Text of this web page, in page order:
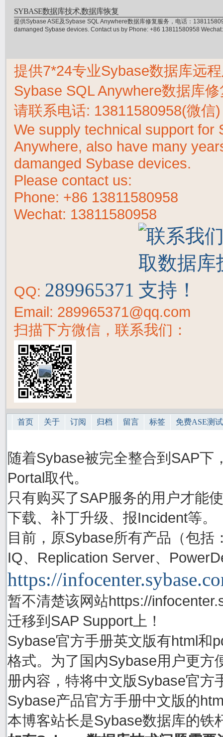
SYBASE数据库技术,数据库恢复
提供Sybase ASE及Sybase SQL Anywhere数据库修复服务，电话：
damanged Sybase devices. Contact us by Phone: +86 13811580958
提供7*24专业Sybase数据库远
Sybase SQL Anywhere数据库
请联系电话: 13811580958(微信
We supply technical support for
Anywhere, also have many
damanged Sybase devices.
Please contact us:
Phone: +86 13811580958
Wechat: 13811580958
QQ: 289965371
Email: 289965371@qq.com
扫描下方微信，联系我们：
首页 关于 订阅 归档 留言 标签 免费ASE测
随着Sybase被完全整合到SAP下
Portal取代。
只有购买了SAP服务的用户才能
下载、补丁升级、报Incident等。
目前，原Sybase所有产品（包
IQ、Replication Server、
https://
暂不清楚该网站https://
迁移到SAP Support上！
Sybase官方手册英文版有html和
格式。为了国内Sybase用户更方
册内容，特将中文版Sybase官方
Sybase产品官方手册中文版的
本博客站长是Sybase数据库的铁